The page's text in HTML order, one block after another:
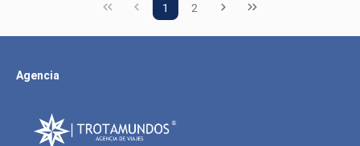
1 2
Agencia